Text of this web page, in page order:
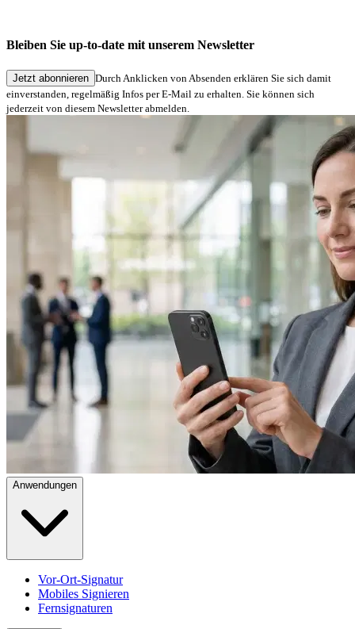
03.06.2026
Bleiben Sie up-to-date mit unserem Newsletter
Jetzt abonnieren Durch Anklicken von Absenden erklären Sie sich damit
einverstanden, regelmäßig Infos per E-Mail zu erhalten. Sie können sich
jederzeit von diesem Newsletter abmelden.
Anwendungen
Vor-Ort-Signatur
Mobiles Signieren
Fernsignaturen